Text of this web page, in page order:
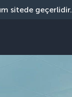
sitede geçerlidir.